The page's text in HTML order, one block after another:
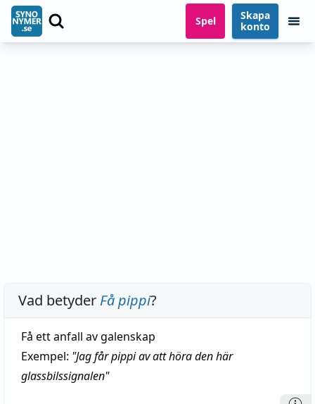
Spel
Skapa
konto
Vad betyder Få pippi?
Få ett anfall av galenskap
Exempel: "Jag får pippi av att höra den här
glassbilssignalen"